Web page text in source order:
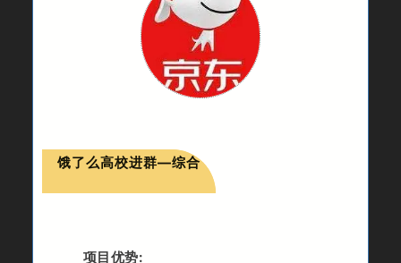
饿了么高校进群—综合
项目优势: